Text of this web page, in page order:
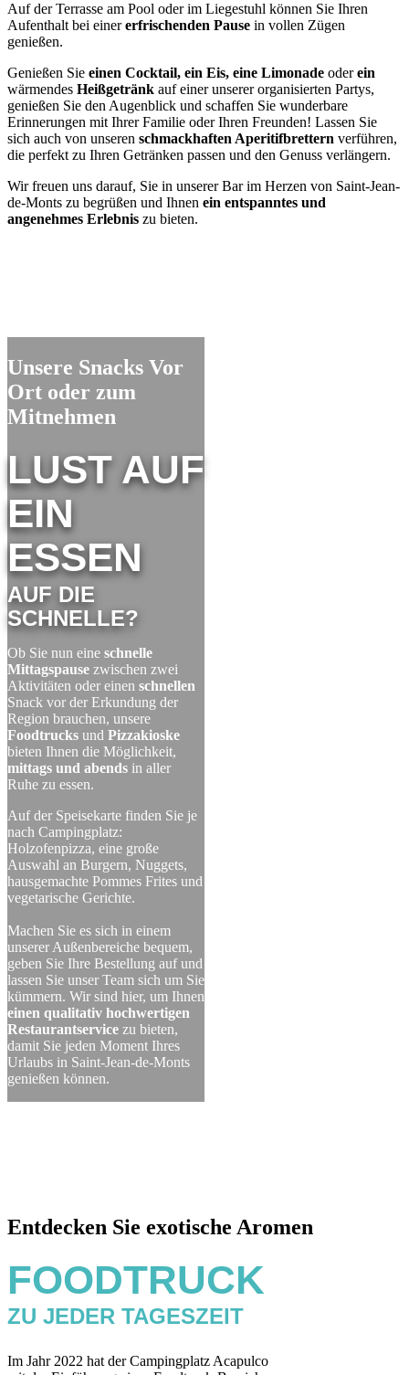
Auf der Terrasse am Pool oder im Liegestuhl können Sie Ihren
Aufenthalt bei einererfrischenden Pause in vollen Zügen
genießen.
Genießen Sie einen Cocktail, ein Eis, eine Limonade oderein
wärmendes Heißgetränk auf einer unserer organisierten Partys,
genießen Sie den Augenblick und schaffen Sie wunderbare
Erinnerungen mit Ihrer Familie oder Ihren Freunden! Lassen Sie
sich auch von unseren schmackhaften Aperitifbrettern verführen,
die perfekt zu Ihren Getränken passen und den Genuss verlängern.
Wir freuen uns darauf, Sie in unserer Bar im Herzen von Saint-Jean-
de-Monts zu begrüßen und Ihnen ein entspanntes und
angenehmes Erlebnis zu bieten.
Unsere Snacks Vor
Ort oder zum
Mitnehmen
LUST AUF
EIN
ESSEN
AUF DIE
SCHNELLE?
Ob Sie nun eine schnelle
Mittagspause zwischen zwei
Aktivitäten oder einen schnellen
Snack vor der Erkundung der
Region brauchen, unsere
Foodtrucks und Pizzakioske
bieten Ihnen die Möglichkeit,
mittags und abends in aller
Ruhe zu essen.
Auf der Speisekarte finden Sie je
nach Campingplatz:
Holzofenpizza, eine große
Auswahl an Burgern, Nuggets,
hausgemachte Pommes Frites und
vegetarische Gerichte.
Machen Sie es sich in einem
unserer Außenbereiche bequem,
geben Sie Ihre Bestellung auf und
lassen Sie unser Team sich um Sie
kümmern. Wir sind hier, um Ihnen
einen qualitativ hochwertigen
Restaurantservice zu bieten,
damit Sie jeden Moment Ihres
Urlaubs in Saint-Jean-de-Monts
genießen können.
Entdecken Sie exotische Aromen
FOODTRUCK
ZU JEDER TAGESZEIT
Im Jahr 2022 hat der Campingplatz Acapulco